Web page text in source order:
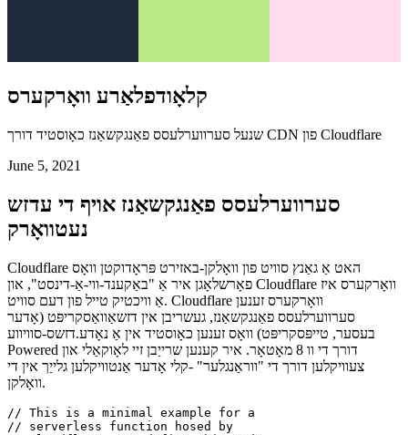
קלאָודפלאַרע וואָרקערס
June 5, 2021
סערווערלעסס פאַנגקשאַנז אויף די עדזש
נעטוואָרק
Cloudflare האט אַ גאַנץ סוויט פון וואָלקן-באזירט פּראָדוקטן וואָס
פאָרשלאָגן איר אַ "באַקענד-ווי-אַ-דינסט", און Cloudflare וואָרקערס איז
אַ וויכטיק טייל פון דעם סוויט. Cloudflare וואָרקערס זענען
סערווערלעסס פאַנגקשאַנז, געשריבן אין דזשאַוואַסקריפּט (אָדער
בעסער, טייפּסקריפּט) וואָס זענען כאָוסטיד אין אַ נאָדע.דזשס-סוויווע
Powered דורך די וו 8 מאָטאָר. איר קענען שרייַבן זיי לאָוקאַלי און
צעוויקלען דורך די "ווראַנגלער" -קלי אָדער אַנטוויקלען גלייַך אין די
וואָלקן.